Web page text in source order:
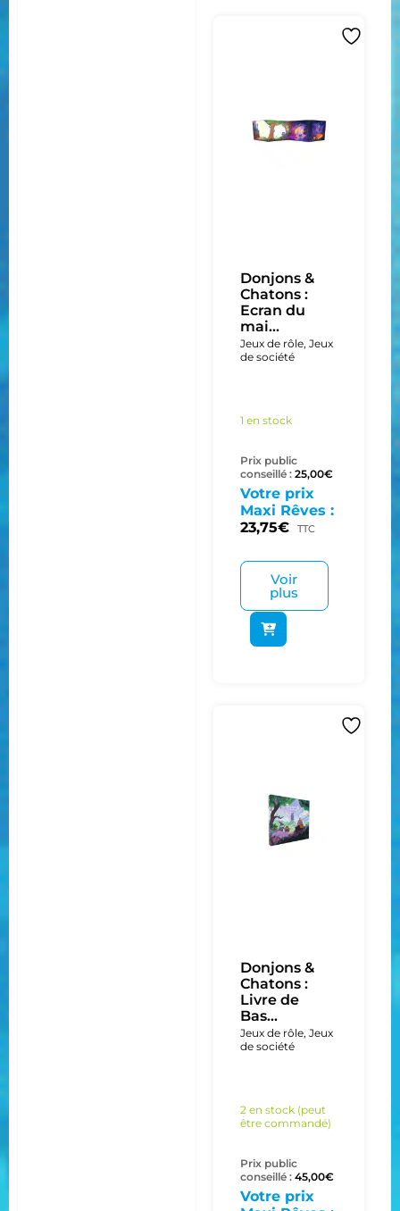
Donjons &
Chatons :
Ecran du
mai...
Jeux de rôle, Jeux
de société
1 en stock
Prix public
conseillé : 25,00€
Votre prix
Maxi Rêves :
23,75€ TTC
Voir
plus
Donjons &
Chatons :
Livre de
Bas...
Jeux de rôle, Jeux
de société
2 en stock (peut
être commandé)
Prix public
conseillé : 45,00€
Votre prix